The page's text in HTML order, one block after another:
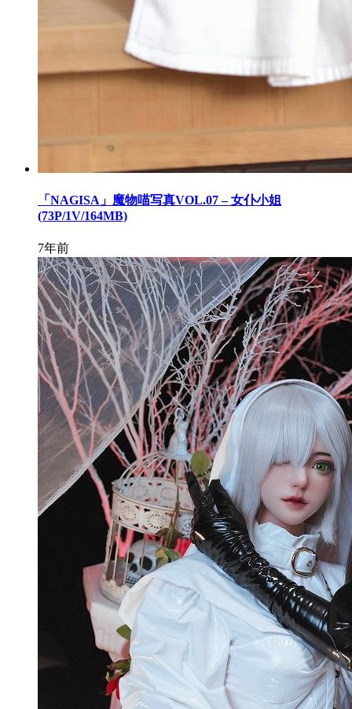
「NAGISA」魔物喵写真VOL.07 – 女仆小姐
(73P/1V/164MB)
7年前